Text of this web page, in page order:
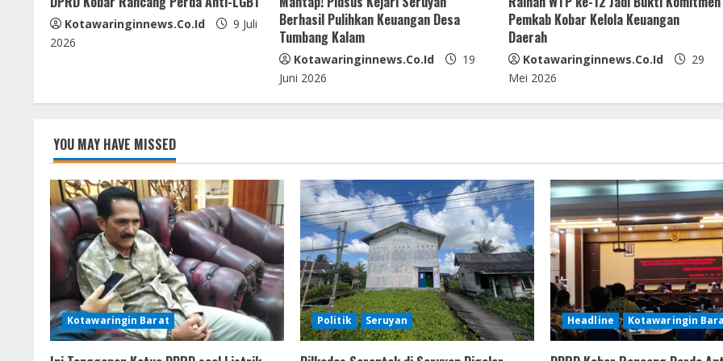
a
d
g
Kotawaringinnews.co.id
9 Juli
2026
Berhasil Pulihkan Keuangan Desa
Tumbang Kalam
Kotawaringinnews.co.id
19
Juni 2026
Pemkab Kobar Kelola Keuangan
Daerah
Kotawaringinnews.co.id
29
Mei 2026
YOU MAY HAVE MISSED
Kotawaringin Barat Politik Seruyan Headline Kotawaringin